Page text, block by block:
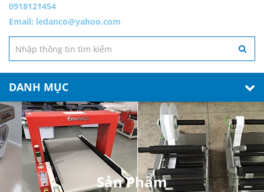
0918121454
Email: ledanco@yahoo.com
DANH MỤC
Sản Phẩm